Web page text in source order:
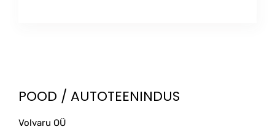
POOD / AUTOTEENINDUS
Volvaru OÜ